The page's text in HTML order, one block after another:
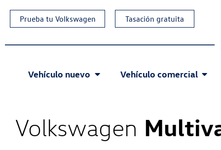
Prueba tu Volkswagen Tasación gratuita
Vehículo nuevo Vehículo comercial
Volkswagen